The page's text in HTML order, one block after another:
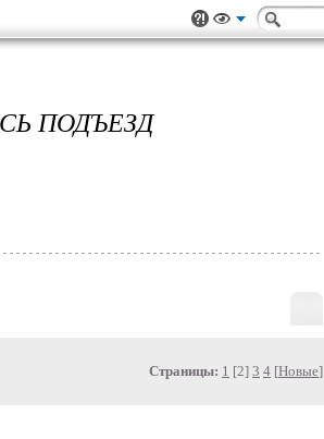
ПОДЪЕЗД
Страницы: 1 [2] 3 4 [Новые]